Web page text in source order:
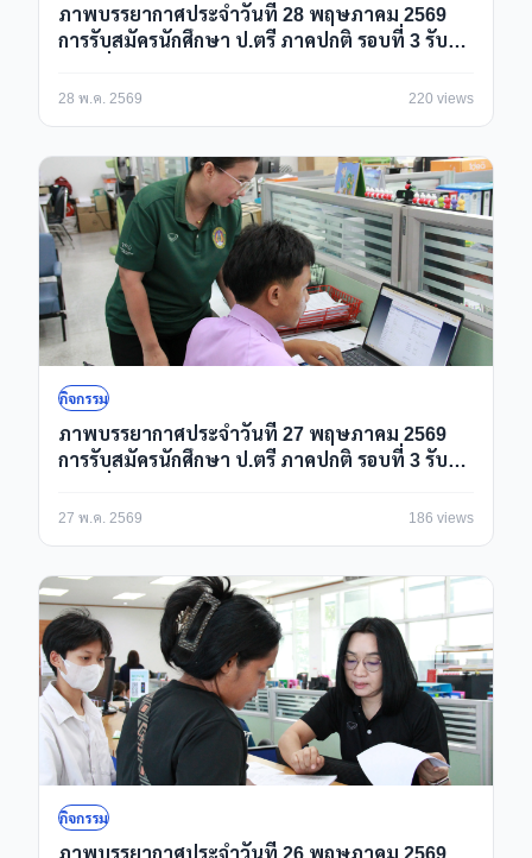
ภาพบรรยากาศประจำวันที่ 28 พฤษภาคม 2569
การรับสมัครนักศึกษา ป.ตรี ภาคปกติ รอบที่ 3 รับ
กองบริการการศึกษา
28 พ.ค. 2569 220 views
กิจกรรม
ภาพบรรยากาศประจำวันที่ 27 พฤษภาคม 2569
การรับสมัครนักศึกษา ป.ตรี ภาคปกติ รอบที่ 3 รับ
กองบริการการศึกษา
27 พ.ค. 2569 186 views
กิจกรรม